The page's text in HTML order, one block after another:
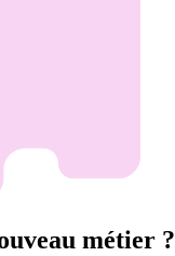
métier ?